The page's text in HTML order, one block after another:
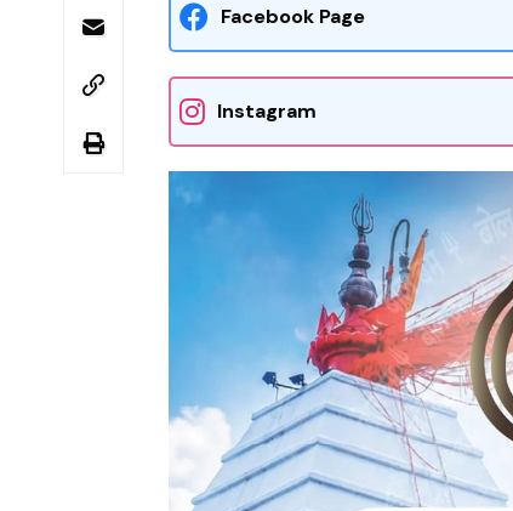
Facebook Page
Instagram